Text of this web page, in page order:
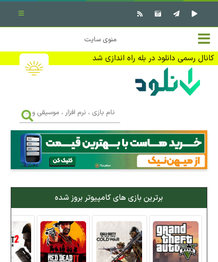
خانه
تماس با ما
تبلیغات
منوی سایت
کانال رسمی دانلود در بله راه اندازی شد
✖ بستن منو
نرم افزار کامپیوتر
بازی کامپیوتر
کتاب
جهت دریافت آخرین اخبار و اطلاعات ما را در کانال رسمی دانلود در
بله دنبال کنید (ورود)
بازی
،
نرم
افزار
،
موسیقی
...
برترین بازی های کامپیوتر بروز شده